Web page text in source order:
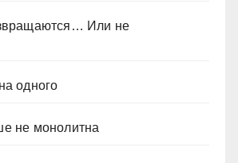
Или не
одного
не монолитна